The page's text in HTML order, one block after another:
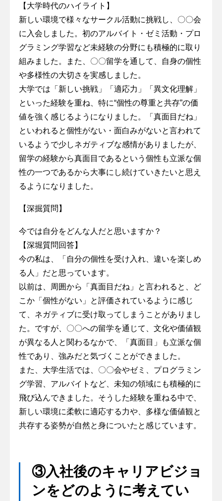
【大学時代のハイライト】
新しい環境で様々なサークル活動に挑戦し、〇〇会
に入会しました。初のアルバイト・ゼミ活動・プロ
グラミング学習など未経験の分野にも積極的に取り
組みました。また、〇〇留学を通して、自身の個性
や多様性の大切さを実感しました。
大学では「新しい挑戦」「適応力」「異文化理解」
といった経験を重ね、特に“個性の尊重と共存”の価
値を強く感じるようになりました。「真面目だね」
といわれると個性がない・面白みがないと言われて
いるようで少しネガティブな感情がありましたが、
留学の経験から真面目であるという個性も立派な個
性の一つであるから大事にし続けていきたいと思え
るようになりました。
【深掘質問】
今では自分をどんな人だと思いますか？
【深堀質問回答】
今の私は、「自分の個性を受け入れ、違いを楽しめ
る人」だと思っています。
以前は、周囲から「真面目だね」と言われると、ど
こか「個性がない」と評価されているように感じ
て、ネガティブに受け取ってしまうことがありまし
た。ですが、〇〇への留学を通じて、文化や価値観
が異なる人と関わるなかで、「真面目」も立派な個
性であり、強みだと気づくことができました。
また、大学生活では、〇〇会やゼミ、プログラミン
グ学習、アルバイトなど、未知の領域にも積極的に
飛び込んできました。そうした経験を重ねる中で、
新しい環境に柔軟に適応する力や、多様な価値観と
共存する姿勢が自然と身についたと感じています。
③入社後のキャリアビジョ
ンをどのように考えてい